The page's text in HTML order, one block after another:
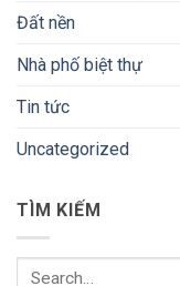
Đất nền
Nhà phố biệt thự
Tin tức
Uncategorized
TÌM KIẾM